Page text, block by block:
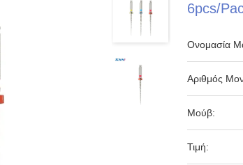
6pcs/
Ονομασία
Αριθμός
Μούβ:
Τιμή: